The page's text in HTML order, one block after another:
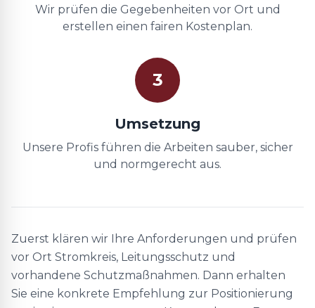
Wir prüfen die Gegebenheiten vor Ort und
erstellen einen fairen Kostenplan.
3
Umsetzung
Unsere Profis führen die Arbeiten sauber, sicher
und normgerecht aus.
Zuerst klären wir Ihre Anforderungen und prüfen
vor Ort Stromkreis, Leitungsschutz und
vorhandene Schutzmaßnahmen. Dann erhalten
Sie eine konkrete Empfehlung zur Positionierung